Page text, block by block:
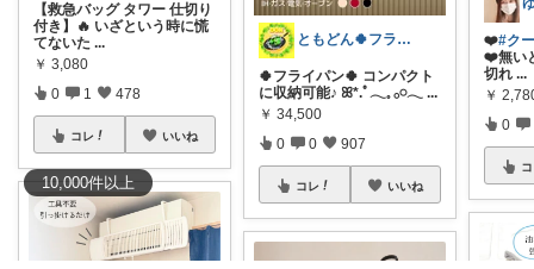
10,000件以上
【救急バッグ タワー 仕切り
付き】🔥 いざという時に慌
てないた ...
￥ 3,080
0 1 478
コレ いいね
ともどん🍀フライパン料理ある暮らし🍳
🍀フライパン🍀 コンパクト
に収納可能♪ ꕤ*.ﾟ𓂃𓈒 𓂂𓏸𓂃 ...
￥ 34,500
0 0 907
コレ いいね
❤️#ク
❤️無い
切れ ...
￥
0